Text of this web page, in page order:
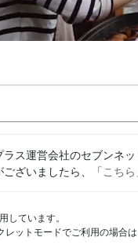
ス運営会社のセブンネ
ざいましたら、「こちら
しています。
ットモードでご利用の場合